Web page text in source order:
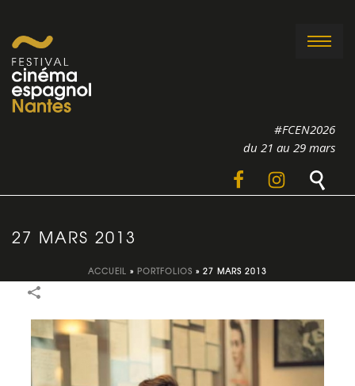
#FCEN2026
du 21 au 29 mars
27 MARS 2013
ACCUEIL » PORTFOLIOS » 27 MARS 2013